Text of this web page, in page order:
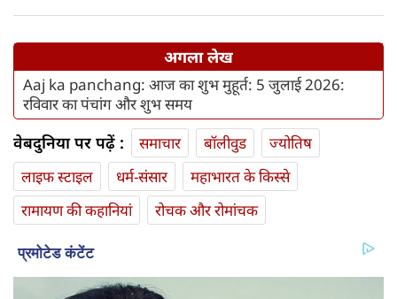
अगला लेख
Aaj ka panchang: आज का शुभ मुहूर्त: 5 जुलाई 2026:
रविवार का पंचांग और शुभ समय
वेबदुनिया पर पढ़ें : समाचार बॉलीवुड
ज्योतिष
लाइफ स्‍टाइल
धर्म-संसार
महाभारत के किस्से
रामायण की कहानियां
रोचक और रोमांचक